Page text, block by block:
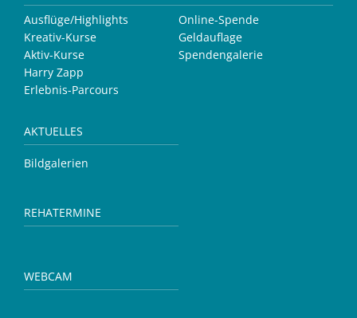
Ausflüge/Highlights
Kreativ-Kurse
Aktiv-Kurse
Harry Zapp
Erlebnis-Parcours
Online-Spende
Geldauflage
Spendengalerie
AKTUELLES
Bildgalerien
REHATERMINE
WEBCAM